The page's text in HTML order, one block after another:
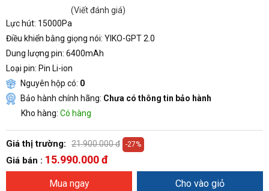
(Viết đánh giá)
Lực hút: 15000Pa
Điều khiển bằng giọng nói: YIKO-GPT 2.0
Dung lượng pin: 6400mAh
Loại pin: Pin Li-ion
Nguyên hộp có: 0
Bảo hành chính hãng: Chưa có thông tin bảo hành
Kho hàng: Có hàng
Giá thị trường: 21.900.000 đ -27%
Giá bán : 15.990.000 đ
Mua ngay Cho vào giỏ